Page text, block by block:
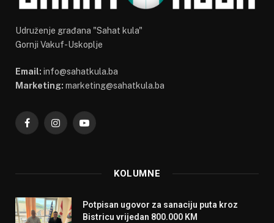
Udruženje građana "Sahat kula"
Gornji Vakuf-Uskoplje
Email: info@sahatkula.ba
Marketing: marketing@sahatkula.ba
FacebookInstagramYouTube
KOLUMNE
Potpisan ugovor za sanaciju puta kroz
Bistricu vrijedan 800.000 KM